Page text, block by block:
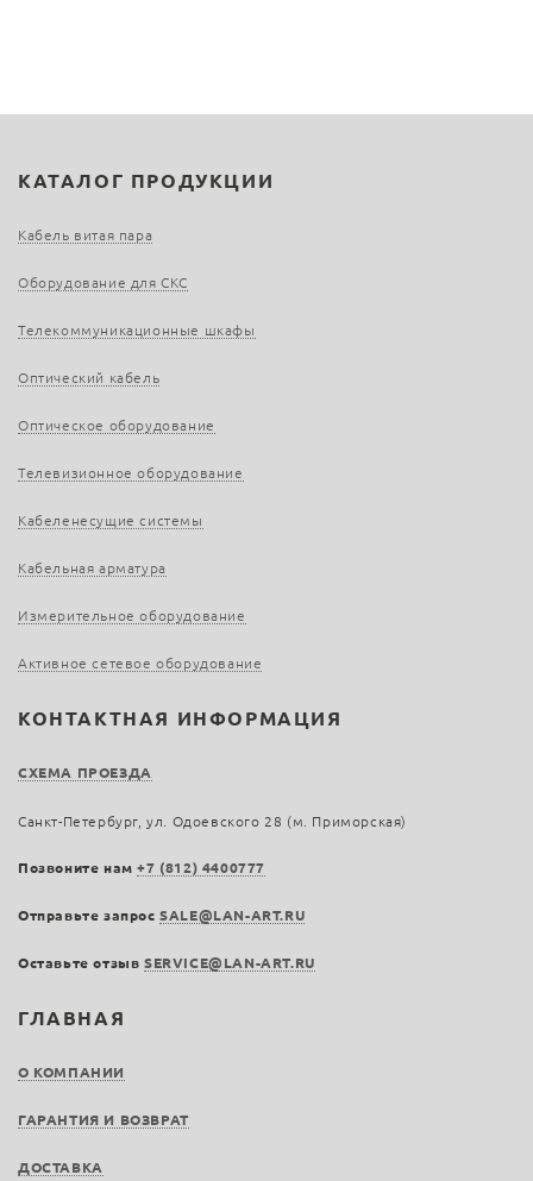
ГЛАВНАЯ
О КОМПАНИИ
ГАРАНТИЯ И ВОЗВРАТ
ДОСТАВКА
КАТАЛОГ ПРОДУКЦИИ
Кабель витая пара
Оборудование для СКС
Телекоммуникационные шкафы
Оптический кабель
Оптическое оборудование
Телевизионное оборудование
Кабеленесущие системы
Кабельная арматура
Измерительное оборудование
Активное сетевое оборудование
КОНТАКТНАЯ ИНФОРМАЦИЯ
СХЕМА ПРОЕЗДА
Санкт-Петербург, ул. Одоевского 28 (м. Приморская)
Позвоните нам+7 (812) 4400777
Отправьте запросSALE@LAN-ART.RU
Оставьте отзыв SERVICE@LAN-ART.RU